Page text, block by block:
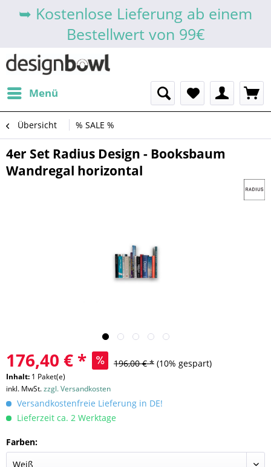
➥ Kostenlose Lieferung ab einem
Bestellwert von 99€
Menü
Übersicht % SALE %
4er Set Radius Design - Booksbaum
Wandregal horizontal
176,40 € * 196,00 € * (10% gespart)
Inhalt: 1 Paket(e)
inkl. MwSt.zzgl. Versandkosten
Versandkostenfreie Lieferung in DE!
Lieferzeit ca. 2 Werktage
Farben: